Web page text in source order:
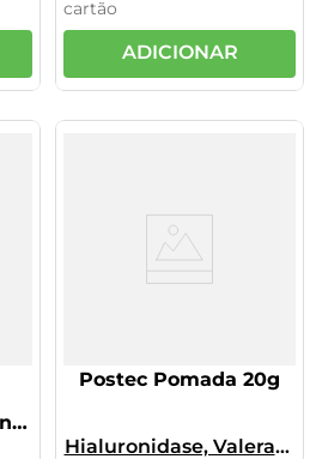
cartão
ADICIONAR
Postec Pomada 20g
Hialuronidase, Valerato